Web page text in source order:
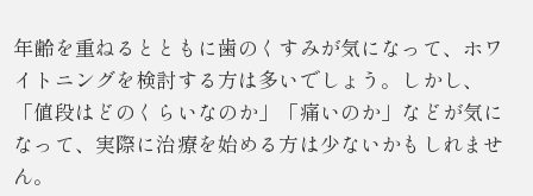
年齢を重ねるとともに歯のくすみが気になって、ホワ
イトニングを検討する方は多いでしょう。しかし、
「値段はどのくらいなのか」「痛いのか」などが気に
なって、実際に治療を始める方は少ないかもしれませ
ん。